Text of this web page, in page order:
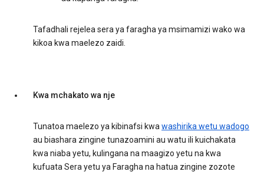
Tafadhali rejelea sera ya faragha ya msimamizi wako wa
kikoa kwa maelezo zaidi.
Kwa mchakato wa nje
Tunatoa maelezo ya kibinafsi kwawashirika wetu wadogo
au biashara zingine tunazoamini au watu ili kuichakata
kwa niaba yetu, kulingana na maagizo yetu na kwa
kufuata Sera yetu ya Faragha na hatua zingine zozote